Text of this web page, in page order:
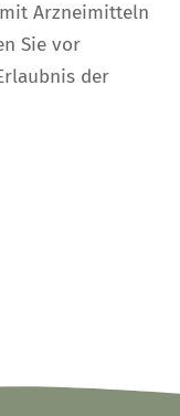
Arzneimitteln
Sie vor
der